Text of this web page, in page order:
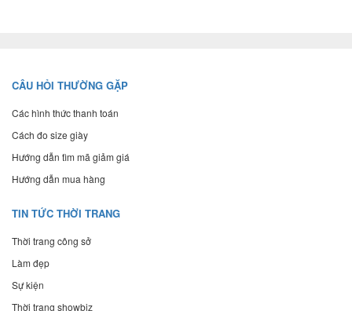
CÂU HỎI THƯỜNG GẶP
Các hình thức thanh toán
Cách đo size giày
Hướng dẫn tìm mã giảm giá
Hướng dẫn mua hàng
TIN TỨC THỜI TRANG
Thời trang công sở
Làm đẹp
Sự kiện
Thời trang showbiz